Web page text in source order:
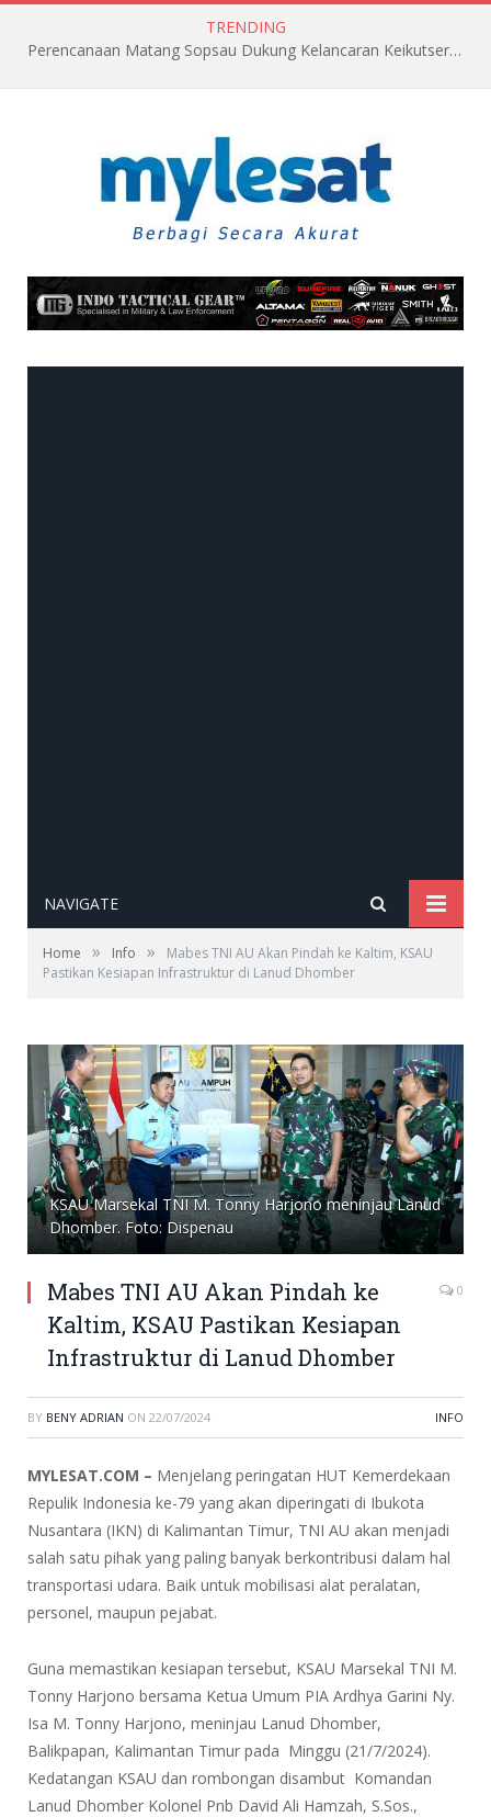
TRENDING
Perencanaan Matang Sopsau Dukung Kelancaran Keikutsertaan TNI AU di Pitch Black 2026
NAVIGATE
Home » Info »
Mabes TNI AU Akan Pindah ke Kaltim, KSAU
Pastikan Kesiapan Infrastruktur di Lanud Dhomber
KSAU Marsekal TNI M. Tonny Harjono meninjau Lanud
Dhomber. Foto: Dispenau
Mabes TNI AU Akan Pindah ke
Kaltim, KSAU Pastikan Kesiapan
Infrastruktur di Lanud Dhomber
0
BY BENY ADRIAN ON 22/07/2024 INFO
MYLESAT.COM – Menjelang peringatan HUT Kemerdekaan
Repulik Indonesia ke-79 yang akan diperingati di Ibukota
Nusantara (IKN) di Kalimantan Timur, TNI AU akan menjadi
salah satu pihak yang paling banyak berkontribusi dalam hal
transportasi udara. Baik untuk mobilisasi alat peralatan,
personel, maupun pejabat.
Guna memastikan kesiapan tersebut, KSAU Marsekal TNI M.
Tonny Harjono bersama Ketua Umum PIA Ardhya Garini Ny.
Isa M. Tonny Harjono, meninjau Lanud Dhomber,
Balikpapan, Kalimantan Timur pada Minggu (21/7/2024).
Kedatangan KSAU dan rombongan disambut Komandan
Lanud Dhomber Kolonel Pnb David Ali Hamzah, S.Sos.,